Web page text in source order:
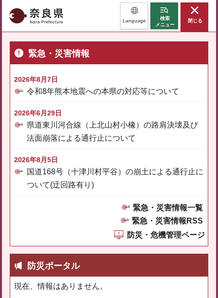
奈良県 Language
検索
メニュー
閉じる
緊急・災害情報
2026年8月7日
令和8年熊本地震への本県の対応等について
2026年6月29日
県道東川河合線（上北山村小橡）の路肩決壊及び
法面崩落による通行止について
2026年8月5日
国道168号（十津川村平谷）の崩土による通行止に
ついて(迂回路有り)
緊急・災害情報一覧
緊急・災害情報RSS
防災・危機管理ページ
防災ポータル
現在、情報はありません。